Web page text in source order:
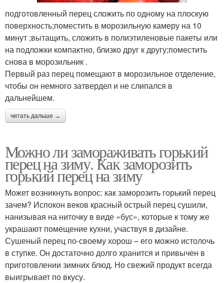
подготовленный перец сложить по одному на плоскую
поверхность;поместить в морозильную камеру на 10
минут ;вытащить, сложить в полиэтиленовые пакеты или
на подложки компактно, близко друг к другу;поместить
снова в морозильник .
Первый раз перец помещают в морозильное отделение,
чтобы он немного затвердел и не слипался в
дальнейшем.
читать дальше →
Можно ли замораживать горький
перец на зиму. Как заморозить
горький перец на зиму
Может возникнуть вопрос: как заморозить горький перец
зачем? Испокон веков красный острый перец сушили,
нанизывая на ниточку в виде «бус», которые к тому же
украшают помещение кухни, участвуя в дизайне.
Сушеный перец по-своему хорош – его можно истолочь
в ступке. Он достаточно долго хранится и привычен в
приготовлении зимних блюд. Но свежий продукт всегда
выигрывает по вкусу.